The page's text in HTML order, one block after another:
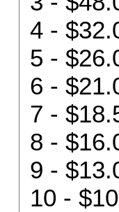
4 -
5 -
6 -
7 -
8 -
9 -
10 -